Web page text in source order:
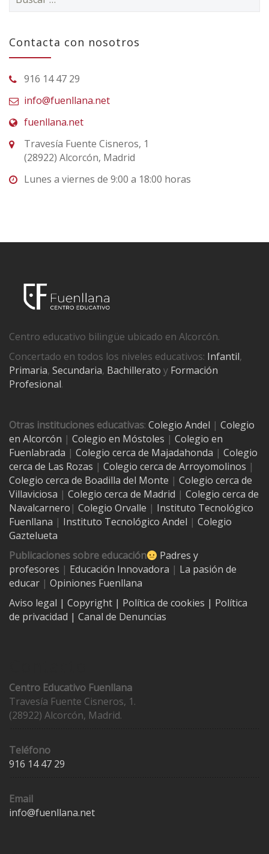
Contacta con nosotros
916 14 47 29
info@fuenllana.net
fuenllana.net
Travesía Fuente Cisneros, 1
(28922) Alcorcón, Madrid
Lunes a viernes de 9:00 a 18:00 horas
Centro educativo bilingüe ubicado en Alcorcón.
Concertado en todos los niveles educativos: Infantil,
Primaria, Secundaria, Bachillerato y Formación
Profesional.
Otras instituciones educativas: Colegio Andel | Colegio
en Alcorcón | Colegio en Móstoles | Colegio en
Fuenlabrada | Colegio cerca de Majadahonda | Colegio
cerca de Las Rozas | Colegio cerca de Arroyomolinos |
Colegio cerca de Boadilla del Monte | Colegio cerca de
Villaviciosa | Colegio cerca de Madrid | Colegio cerca de
Navalcarnero | Colegio Orvalle | Instituto Tecnológico
Fuenllana | Instituto Tecnológico Andel | Colegio
Gaztelueta
Publicaciones sobre educación
Padres y
profesores | Educación Innovadora | La pasión de
educar | Opiniones Fuenllana
Aviso legal | Copyright | Política de cookies | Política
de privacidad | Canal de Denuncias
Centro Educativo Fuenllana
Travesía Fuente Cisneros, 1.
(28922) Alcorcón, Madrid.
Teléfono
916 14 47 29
Email
info@fuenllana.net